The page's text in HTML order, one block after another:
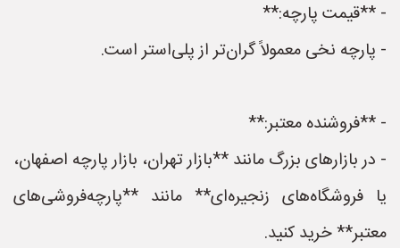
- **قیمت پارچه:**
- پارچه نخی معمولاً گران‌تر از پلی‌استر است.
- **فروشنده معتبر:**
- در بازارهای بزرگ مانند **بازار تهران، بازار پارچه اصفهان،
یا فروشگاه‌های زنجیره‌ای** مانند **پارچه‌فروشی‌های
معتبر** خرید کنید.